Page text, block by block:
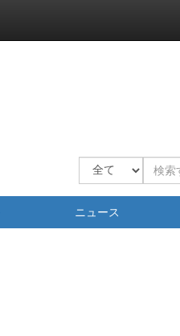
ニュース